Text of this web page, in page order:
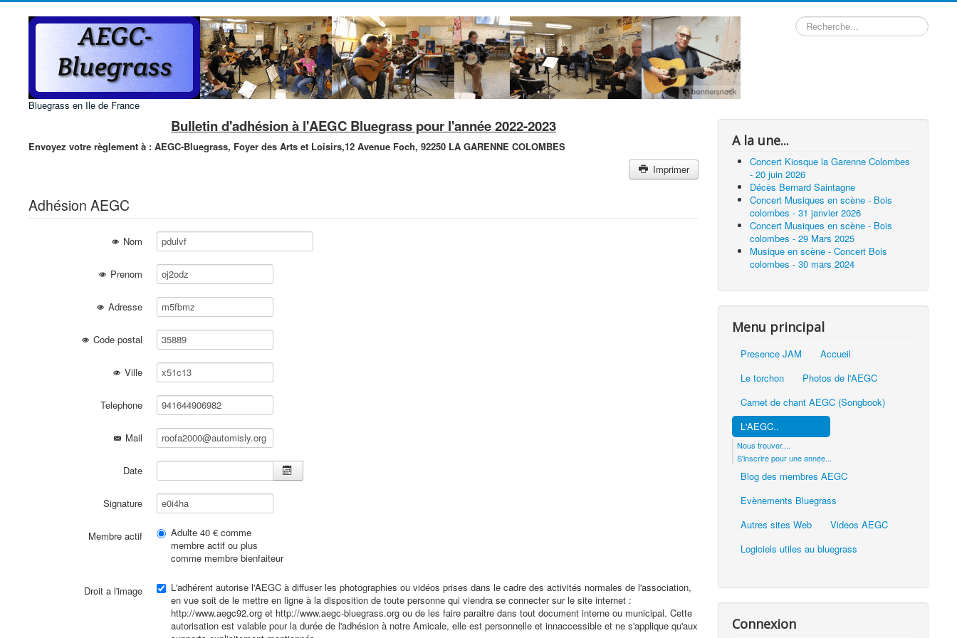
Bluegrass en Ile de France
Rechercher
Bulletin d'adhésion à l'AEGC Bluegrass pour l'année 2022-2023
Envoyez votre règlement à : AEGC-Bluegrass, Foyer des Arts et Loisirs,12 Avenue Foch, 92250 LA GARENNE COLOMBES
Imprimer
Adhésion AEGC
Nom
Prenom
Adresse
Code postal
Ville
Telephone
Mail
Date
Signature
Membre actif
Adulte 40 € comme
membre actif ou plus
comme membre bienfaiteur
Droit a l'image
L'adhérent autorise l'AEGC à diffuser les photographies ou vidéos prises dans le cadre des activités normales de l'association,
en vue soit de le mettre en ligne à la disposition de toute personne qui viendra se connecter sur le site internet :
http://www.aegc92.org et http://www.aegc-bluegrass.org ou de les faire paraitre dans tout document interne ou municipal. Cette
autorisation est valable pour la durée de l'adhésion à notre Amicale, elle est personnelle et innaccessible et ne s'applique qu'aux
A la une...
Concert Kiosque la Garenne Colombes
- 20 juin 2026
Décès Bernard Saintagne
Concert Musiques en scène - Bois
colombes - 31 janvier 2026
Concert Musiques en scène - Bois
colombes - 29 Mars 2025
Musique en scène - Concert Bois
colombes - 30 mars 2024
Menu principal
Presence JAM
Accueil
Le torchon
Photos de l'AEGC
Carnet de chant AEGC (Songbook)
L'AEGC..
Nous trouver....
S'inscrire pour une année...
Blog des membres AEGC
Evènements Bluegrass
Autres sites Web
Videos AEGC
Logiciels utiles au bluegrass
Connexion